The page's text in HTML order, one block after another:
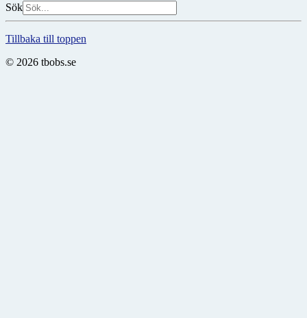
Sök
Tillbaka till toppen
© 2026 tbobs.se